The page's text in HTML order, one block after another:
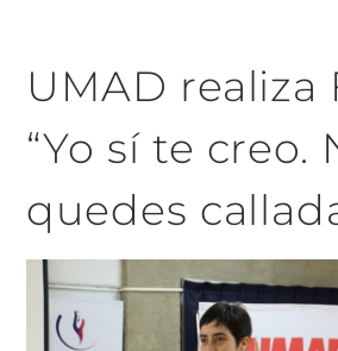
UMAD realiza
“Yo sí te creo.
quedes